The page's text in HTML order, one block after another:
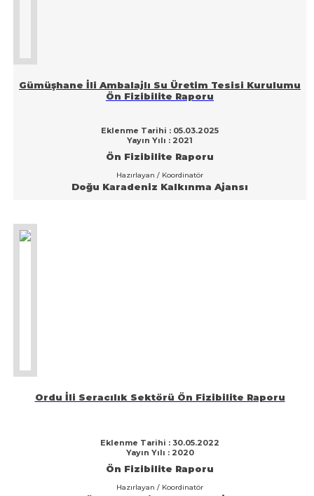
Gümüşhane İli Ambalajlı Su Üretim Tesisi Kurulumu
Ön Fizibilite Raporu
Eklenme Tarihi : 05.03.2025
Yayın Yılı : 2021
Ön Fizibilite Raporu
Hazırlayan / Koordinatör
Doğu Karadeniz Kalkınma Ajansı
Ordu İli Seracılık Sektörü Ön Fizibilite Raporu
Eklenme Tarihi : 30.05.2022
Yayın Yılı : 2020
Ön Fizibilite Raporu
Hazırlayan / Koordinatör